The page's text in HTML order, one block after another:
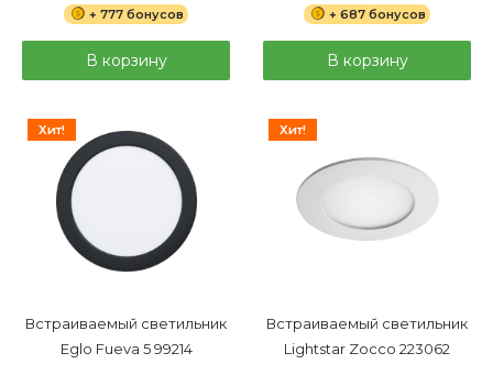
+ 777 бонусов
В корзину
+ 687 бонусов
В корзину
Хит!
Встраиваемый светильник
Eglo Fueva 5 99214
Хит!
Встраиваемый светильник
Lightstar Zocco 223062